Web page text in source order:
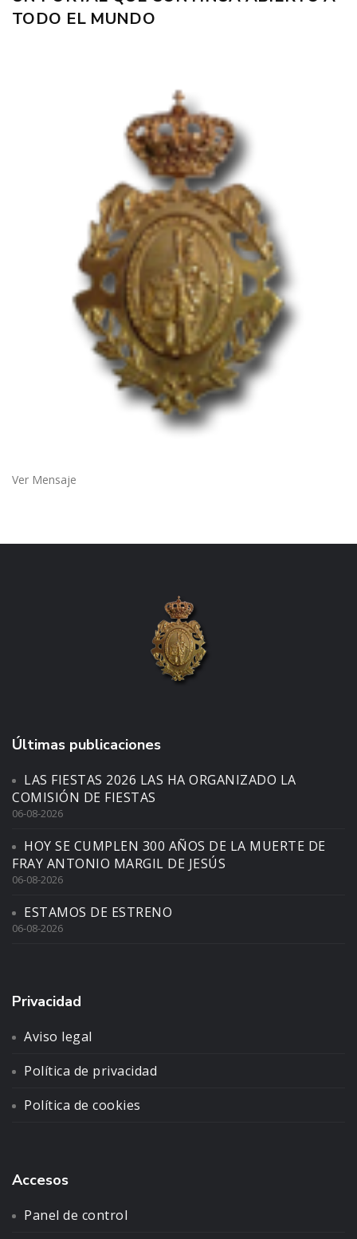
TODO EL MUNDO
Ver Mensaje
Últimas publicaciones
LAS FIESTAS 2026 LAS HA ORGANIZADO LA
COMISIÓN DE FIESTAS
06-08-2026
HOY SE CUMPLEN 300 AÑOS DE LA MUERTE DE
FRAY ANTONIO MARGIL DE JESÚS
06-08-2026
ESTAMOS DE ESTRENO
06-08-2026
Privacidad
Aviso legal
Política de privacidad
Política de cookies
Accesos
Panel de control